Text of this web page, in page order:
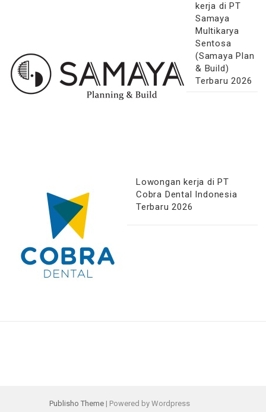
kerja di PT
Samaya
Multikarya
Sentosa
(Samaya Plan
& Build)
Terbaru 2026
Lowongan kerja di PT
Cobra Dental Indonesia
Terbaru 2026
Publisho Theme | Powered by Wordpress